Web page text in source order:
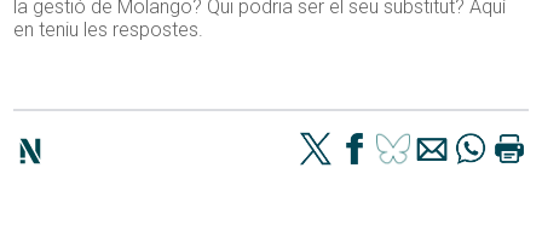
la gestió de Molango? Qui podria ser el seu substitut? Aquí
en teniu les respostes.